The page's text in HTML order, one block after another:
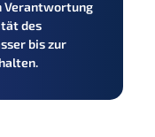
Verantwortung
des
bis zur